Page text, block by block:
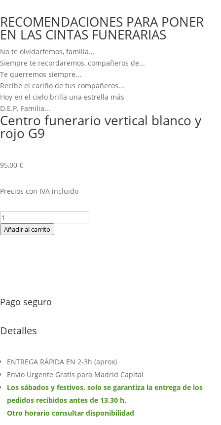
RECOMENDACIONES PARA PONER
EN LAS CINTAS FUNERARIAS
No te olvidarfemos, familia...
Siempre te recordaremos, compañeros de...
Te querremos siempre...
Recibe el cariño de tus compañeros...
Hoy en el cielo brilla una estrella más
D.E.P. Familia...
Centro funerario vertical blanco y
rojo G9
95,00 €
Precios con IVA incluido
Centro
funerario
Añadir al carrito
Pago seguro
Detalles
ENTREGA RÁPIDA EN 2-3h (aprox)
Envío Urgente Gratis para Madrid Capital
Los sábados y festivos, solo se garantiza la entrega de los
pedidos recibidos antes de 13.30 h.
Otro horario consultar disponibilidad